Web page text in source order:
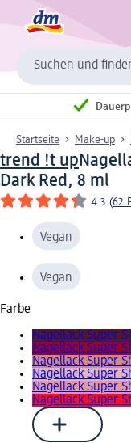
Suchen und
Startseite Make-up
trend !t up
Dark Red, 8 ml
4.3 (62
Vegan
Vegan
Farbe
Nagellack Super
Nagellack Super
Nagellack Super
Nagellack Super
Nagellack Super
Nagellack Super